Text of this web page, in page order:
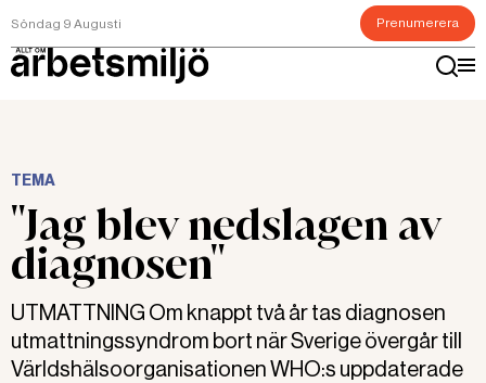
Söndag 9 Augusti Prenumerera
TEMA
"Jag blev nedslagen av
diagnosen"
UTMATTNING Om knappt två år tas diagnosen
utmattningssyndrom bort när Sverige övergår till
Världshälsoorganisationen WHO:s uppdaterade